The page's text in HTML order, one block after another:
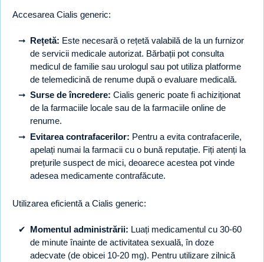
Accesarea Cialis generic:
Rețetă: Este necesară o rețetă valabilă de la un furnizor
de servicii medicale autorizat. Bărbații pot consulta
medicul de familie sau urologul sau pot utiliza platforme
de telemedicină de renume după o evaluare medicală.
Surse de încredere: Cialis generic poate fi achiziționat
de la farmaciile locale sau de la farmaciile online de
renume.
Evitarea contrafacerilor: Pentru a evita contrafacerile,
apelați numai la farmacii cu o bună reputație. Fiți atenți la
prețurile suspect de mici, deoarece acestea pot vinde
adesea medicamente contrafăcute.
Utilizarea eficientă a Cialis generic:
Momentul administrării: Luați medicamentul cu 30-60
de minute înainte de activitatea sexuală, în doze
adecvate (de obicei 10-20 mg). Pentru utilizare zilnică